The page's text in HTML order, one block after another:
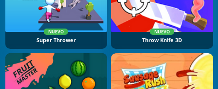
NUEVO
Super Thrower
NUEVO
Throw Knife 3D